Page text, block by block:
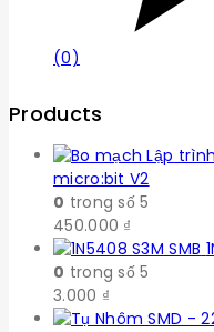
(0)
Products
micro:bit V2
0 trong số 5
450.000 ₫
0 trong số 5
3.000 ₫